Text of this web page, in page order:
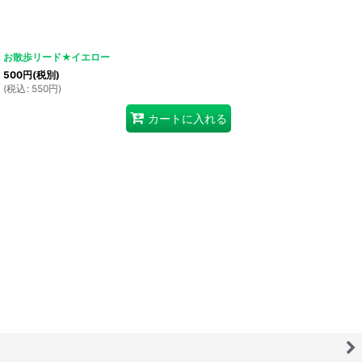
お散歩リード★イエロー
500円(税別)
(税込 : 550円)
カートに入れる